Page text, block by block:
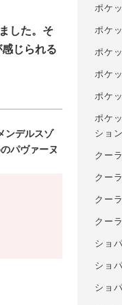
した。そ
じられる
ンデルスゾ
パヴァーヌ
ポケ
ポケ
ポケ
ポケ
ポケ
ポケ
ション
クー
クー
クー
クー
ショ
ショ
ショ